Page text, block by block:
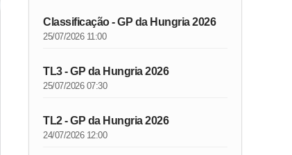
Classificação - GP da Hungria 2026
25/07/2026 11:00
TL3 - GP da Hungria 2026
25/07/2026 07:30
TL2 - GP da Hungria 2026
24/07/2026 12:00